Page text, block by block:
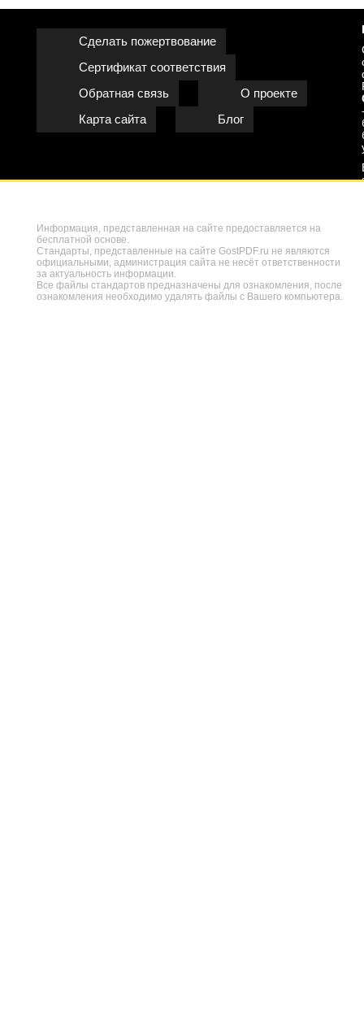
Сделать пожертвование
Сертификат соответствия
Обратная связь
О проекте
Карта сайта
Блог
Информация, представленная на сайте предоставляется на
бесплатной основе.
Стандарты, представленные на сайте GostPDF.ru не являются
официальными, администрация сайта не несёт ответственности
за актуальность информации.
Все файлы стандартов предназначены для ознакомления, после
ознакомления необходимо удалять файлы с Вашего компьютера.